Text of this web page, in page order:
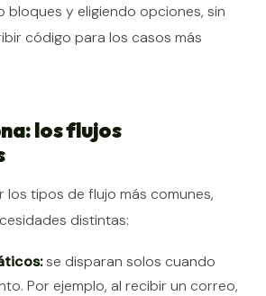
bloques y eligiendo opciones, sin
código para los casos más
los flujos
los tipos de flujo más comunes,
distintas:
se disparan solos cuando
Por ejemplo, al recibir un correo,